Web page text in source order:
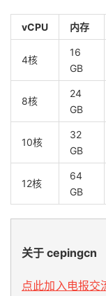
vCPU 内存
4核
16
GB
8核
24
GB
10核
32
GB
12核
64
GB
关于 cepingcn
点此加入电报交